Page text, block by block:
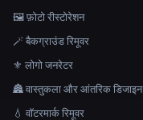
🖼️ फ़ोटो रीस्टोरेशन
🪄 बैकग्राउंड रिमूवर
⚜️ लोगो जनरेटर
🏯 वास्तुकला और आंतरिक डिजाइन
💧 वॉटरमार्क रिमूवर